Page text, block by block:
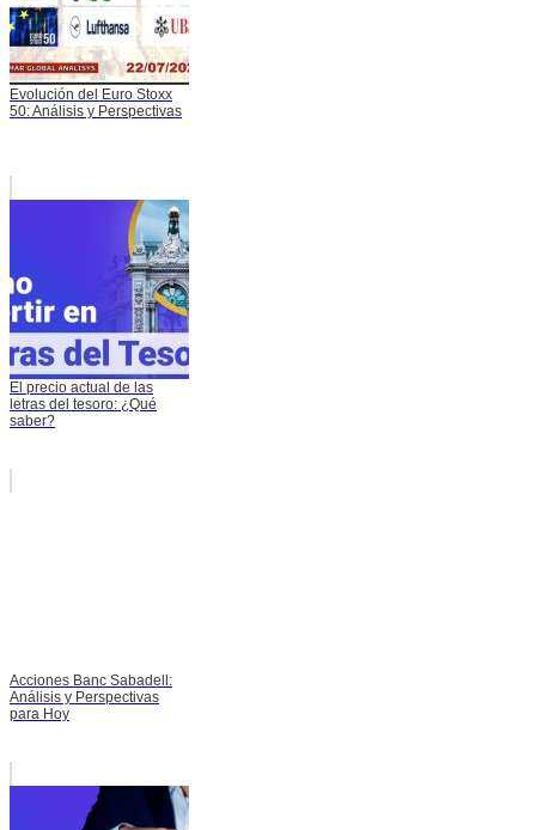
Evolución del Euro Stoxx
50: Análisis y Perspectivas
El precio actual de las
letras del tesoro: ¿Qué
saber?
Acciones Banc Sabadell:
Análisis y Perspectivas
para Hoy